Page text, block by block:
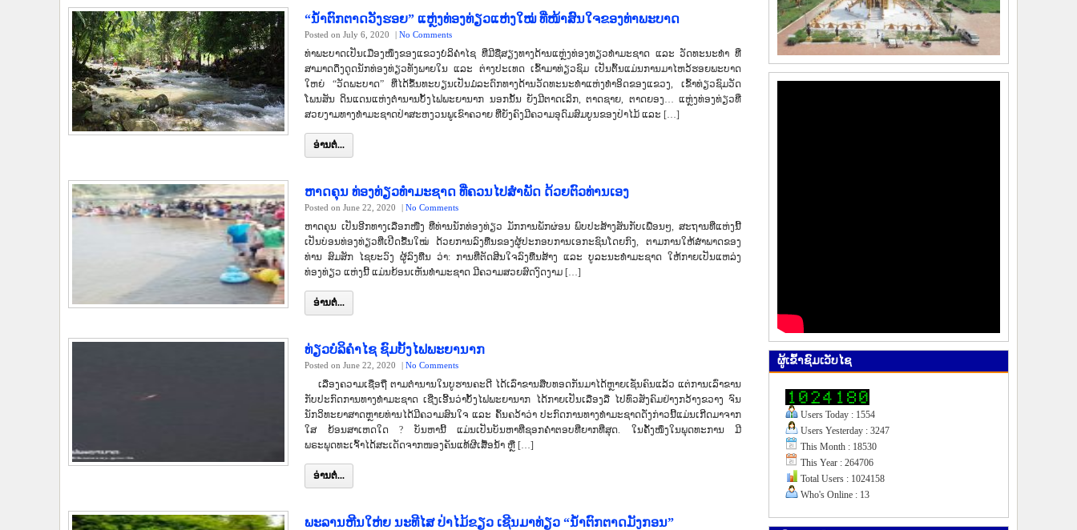
“ນ້ຳຕົກຕາດວັງຮອຍ” ແຫຼ່ງທ່ອງທ່ຽວແຫ່ງໃໝ່ ທີ່ໜ້າສົນໃຈຂອງທ່າພະບາດ
Posted on July 6, 2020 | No Comments
ທ່າພະບາດເປັນເມືອງໜຶ່ງຂອງແຂວງບໍລິຄຳໄຊ ທີ່ມີຊື່ສຽງທາງດ້ານແຫຼ່ງທ່ອງທຽວທຳມະຊາດ ແລະ ວັດທະນະທຳ ທີ່
ສາມາດດຶງດູດນັກທ່ອງທ່ຽວທັງພາຍໃນ ແລະ ຕ່າງປະເທດ ເຂົ້າມາທ່ຽວຊົມ ເປັນຕົ້ນແມ່ນການມາໄຫວ້ຮອຍພະບາດ
ໃຫຍ່ “ວັດພະບາດ” ທີ່ໄດ້ຂຶ້ນທະບຽນເປັນມໍລະດົກທາງດ້ານວັດທະນະທຳແຫ່ງທຳອິດຂອງແຂວງ, ເຂົ້າທ່ຽວຊົມວັດ
ໂພນສັນ ດິນແດນແຫ່ງຕຳນານບັ້ງໄຟພະຍານາກ ນອກນັ້ນ ຍັງມີຕາດເລິກ, ຕາດຊາຍ, ຕາດຍອງ… ແຫຼ່ງທ່ອງທ່ຽວທີ່
ສວຍງາມທາງທຳມະຊາດປ່າສະຫງວນພູເຂົາຄວາຍ ທີ່ຍັງຄົງມີຄວາມອຸດົມສົມບູນຂອງປ່າໄມ້ ແລະ […]
ອ່ານຕໍ່...
ຫາດຄຸນ ທ່ອງທ່ຽວທຳມະຊາດ ທີ່ຄວນໄປສຳພັດ ດ້ວຍຕົວທ່ານເອງ
Posted on June 22, 2020 | No Comments
ຫາດຄຸນ ເປັນອີກທາງເລືອກໜື່ງ ທີ່ທ່ານນັກທ່ອງທ່ຽວ ມັກການພັກຜ່ອນ ພົບປະສ້າງສັນກັບເພື່ອນໆ, ສະຖານທີ່ແຫ່ງນີ້
ເປັນບ່ອນທ່ອງທ່ຽວທີ່ເປີດຂື້ນໃໝ່ ດ້ວຍການລົງທືນຂອງຜູ້ປະກອບການເອກະຊົນໂດຍກົງ, ຕາມການໃຫ້ສຳພາດຂອງ
ທ່ານ ສົມສັກ ໄຊຍະວົງ ຜູ້ລົງທືນ ວ່າ: ການທີ່ຕັດສີນໃຈລົງທືນສ້າງ ແລະ ບູລະນະທຳມະຊາດ ໃຫ້ກາຍເປັນແຫລ່ງ
ທ່ອງທ່ຽວ ແຫ່ງນີ້ ແມ່ນຍ້ອນເຫັນທຳມະຊາດ ມີຄວາມສວຍສົດງົດງາມ […]
ອ່ານຕໍ່...
ທ່ຽວບໍລິຄຳໄຊ ຊົມບັ້ງໄຟພະຍານາກ
Posted on June 22, 2020 | No Comments
ເລື່ອງຄວາມເຊື່ອຖື ຕາມຕຳນານໃນບູຮານຄະດີ ໄດ້ເລົ່າຂານສືບທອດກັນມາໄດ້ຫຼາຍເຊັ່ນຄົນແລ້ວ ແຕ່ການເລົ່າຂານ
ກັບປະກົດການທາງທຳມະຊາດ ເຊີ່ງເອີ້ນວ່າບັ້ງໄຟພະຍານາກ ໄດ້ກາຍເປັນເລື່ອງລື ໄປທົ່ວສັງຄົມຢ່າງກວ້າງຂວາງ ຈົນ
ນັກວິທະຍາສາດຫຼາຍທ່ານໄດ້ມີຄວາມສົນໃຈ ແລະ ຄົ້ນຄວ້າວ່າ ປະກົດການທາງທຳມະຊາດດັ່ງກ່າວນີ້ແມ່ນເກີດມາຈາກ
ໃສ ຍ້ອນສາເຫດໃດ ? ບັນຫານີ້ ແມ່ນເປັນບັນຫາທີ່ຊອກຄຳຕອບທີ່ຍາກທີ່ສຸດ. ໃນຄັ້ງໜຶ່ງໃນພຸດທະການ ມີ
ພຣະພຸດທະເຈົ້າໄດ້ສະເດັດຈາກໜອງຄັນແທ້ຜີເສື້ອນໍ້າ ຫຼື […]
ອ່ານຕໍ່...
ພະລານຫີນໃຫ່ຍ ນະທີໄສ ປ່າໄມ້ຂຽວ ເຊີນມາທ່ຽວ “ນໍ້າຕົກຕາດມັງກອນ”
ຜູ້​ເຂົ້າ​ຊົມ​ເວັບ​ໄຊ
Users Today : 1554
Users Yesterday : 3247
This Month : 18530
This Year : 264706
Total Users : 1024158
Who's Online : 13